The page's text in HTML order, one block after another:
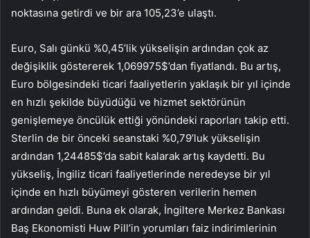
noktasına getirdi ve bir ara 105,23’e ulaştı.
Euro, Salı günkü %0,45’lik yükselişin ardından çok az
değişiklik göstererek 1,069975$’dan fiyatlandı. Bu artış,
Euro bölgesindeki ticari faaliyetlerin yaklaşık bir yıl içinde
en hızlı şekilde büyüdüğü ve hizmet sektörünün
genişlemeye öncülük ettiği yönündeki raporları takip etti.
Sterlin de bir önceki seanstaki %0,79’luk yükselişin
ardından 1,24485$’da sabit kalarak artış kaydetti. Bu
yükseliş, İngiliz ticari faaliyetlerinde neredeyse bir yıl
içinde en hızlı büyümeyi gösteren verilerin hemen
ardından geldi. Buna ek olarak, İngiltere Merkez Bankası
Baş Ekonomisti Huw Pill’in yorumları faiz indirimlerinin